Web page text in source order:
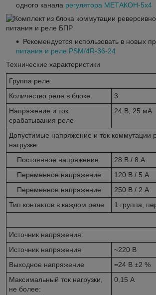
одного канала регулятора МЕТАКОН-5х4
Рекомендуется использовать в новых
питания и реле PSM/4R-36-24
Технические характеристики
Группа реле:
Количество реле в блоке
3
Напряжение и ток
срабатывания реле
24 В, 25 мА
Допустимые напряжение и ток коммутации
нагрузке:
Постоянное напряжение
28 В / 8 А
Переменное напряжение
120 В / 5 А
Переменное напряжение
250 В / 2 А
Тип контактов в каждом реле
1 группа,
Источник напряжения:
Источник напряжения
~220 В
Выходное напряжение
=24 В ±2 %
Максимальный ток нагрузки,
не более:
0,15 А